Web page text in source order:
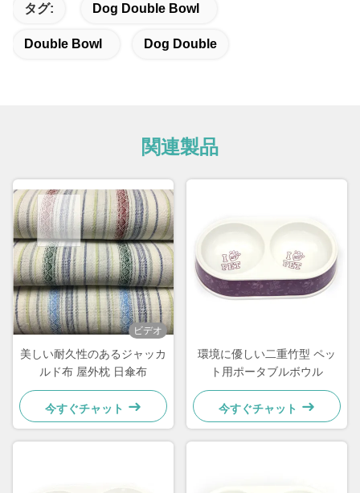
タグ: Dog Double Bowl
Double Bowl Dog Double
関連製品
ビデオ
美しい耐久性のあるジャッカ
ルド布 屋外枕 日傘布
今すぐチャット
環境に優しい二重竹型 ペッ
ト用ポータブルボウル
今すぐチャット